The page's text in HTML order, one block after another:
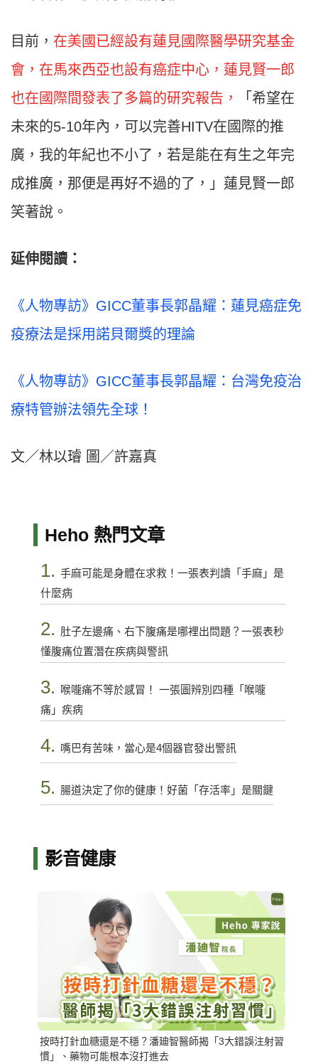
目前， 在美國已經設有蓮見國際醫學研究基金
會，在馬來西亞也設有癌症中心，蓮見賢一郎
也在國際間發表了多篇的研究報告，
「希望在
未來的5-10年內，可以完善HITV在國際的推
廣，我的年紀也不小了，若是能在有生之年完
成推廣，那便是再好不過的了，」蓮見賢一郎
笑著說。
延伸閱讀：
《人物專訪》GICC董事長郭晶耀：蓮見癌症免
疫療法是採用諾貝爾獎的理論
《人物專訪》GICC董事長郭晶耀：台灣免疫治
療特管辦法領先全球！
文／林以璿 圖／許嘉真
Heho 熱門文章
1. 手麻可能是身體在求救！一張表判讀「手麻」是
什麼病
2. 肚子左邊痛、右下腹痛是哪裡出問題？一張表秒
懂腹痛位置潛在疾病與警訊
3.
喉嚨痛不等於感冒！ 一張圖辨別四種「喉嚨
痛」疾病
4. 嘴巴有苦味，當心是4個器官發出警訊
5. 腸道決定了你的健康！好菌「存活率」是關鍵
影音健康
按時打針血糖還是不穩？潘廸智醫師揭「3大錯誤注射習
慣」、藥物可能根本沒打進去